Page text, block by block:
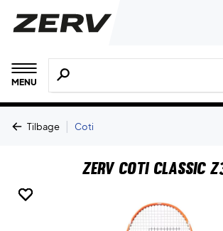
MENU
Søg efter produkter, mærker etc.
Tilbage | Coti
ZERV CoTi Classic